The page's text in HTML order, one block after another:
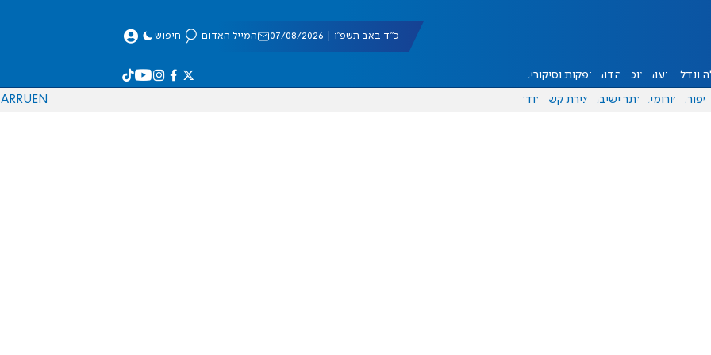
כ"ד באב תשפ"ו | 07/08/2026 המייל האדום חיפוש
ונדל"ן דעות אוכל יהדות הפקות וסיקורים
ספורט פורומים אתר ישיבה יצירת קשר עוד EN
RU
AR